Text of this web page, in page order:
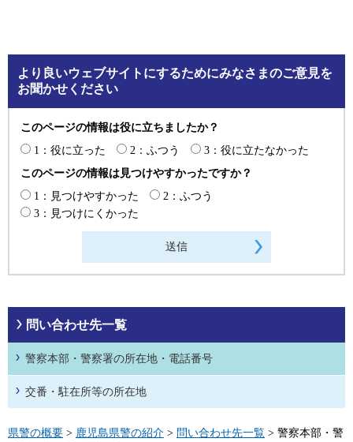
より良いウェブサイトにするためにみなさまのご意見を
お聞かせください
このページの情報は役に立ちましたか？
1：役に立った
2：ふつう
3：役に立たなかった
このページの情報は見つけやすかったですか？
1：見つけやすかった
2：ふつう
3：見つけにくかった
問い合わせ先一覧
警察本部・警察署の所在地・電話番号
交番・駐在所等の所在地
県警の概要 > 鹿児島県警の紹介 > 問い合わせ先一覧 > 警察本部・警